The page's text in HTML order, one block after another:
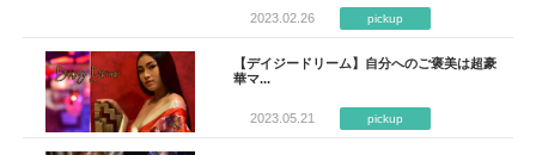
2023.02.26 pickup
【デイジードリーム】自分へのご褒美は超豪
華マ...
2023.05.21 pickup